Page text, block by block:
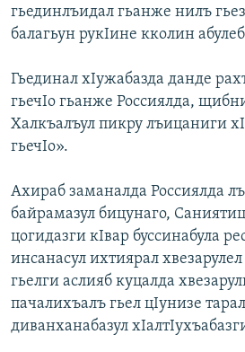
гьединлъидал гьанже нилъ
балагьун рукIине кколин
Гьединал хIужабазда данде
гьечIо гьанже Россиялда,
Халкъалъул пикру лъицаниги
гьечIо».
Ахираб заманалда Россиялда
байрамазул бицунаго,
цогидазги кIвар буссинабула
инсанасул ихтиярал
гьелги аслияб куцалда
пачалихъалъ гьел цIунизе
диванханабазул